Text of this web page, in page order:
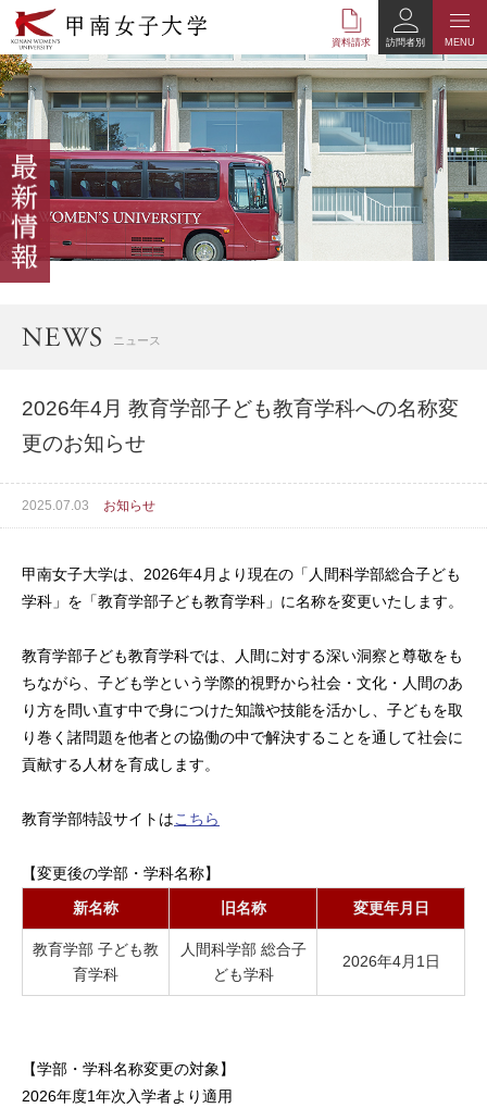
本
文
へ
の
リ
ン
ナ
ビ
ゲ
ー
シ
ョ
資料請求 MENU
訪問者別
ニュース
2026年4月 教育学部子ども教育学科への名称変
更のお知らせ
2025.07.03 お知らせ
甲南女子大学は、2026年4月より現在の「人間科学部総合子ども
学科」を「教育学部子ども教育学科」に名称を変更いたします。
教育学部子ども教育学科では、人間に対する深い洞察と尊敬をも
ちながら、子ども学という学際的視野から社会・文化・人間のあ
り方を問い直す中で身につけた知識や技能を活かし、子どもを取
り巻く諸問題を他者との協働の中で解決することを通して社会に
貢献する人材を育成します。
教育学部特設サイトはこちら
【変更後の学部・学科名称】
新名称
旧名称 変更年月日
教育学部 子ども教
育学科
人間科学部 総合子
ども学科
2026年4月1日
【学部・学科名称変更の対象】
2026年度1年次入学者より適用